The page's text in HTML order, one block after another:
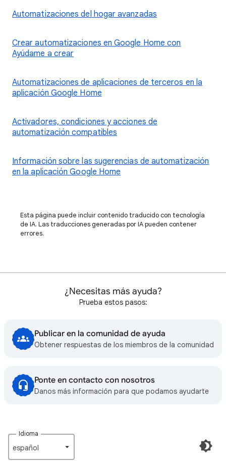
Automatizaciones del hogar avanzadas
Crear automatizaciones en Google Home con
Ayúdame a crear
Automatizaciones de aplicaciones de terceros en la
aplicación Google Home
Activadores, condiciones y acciones de
automatización compatibles
Información sobre las sugerencias de automatización
en la aplicación Google Home
Esta página puede incluir contenido traducido con tecnología
de IA. Las traducciones generadas por IA pueden contener
errores.
¿Necesitas más ayuda?
Prueba estos pasos:
Publicar en la comunidad de ayuda
Obtener respuestas de los miembros de la comunidad
Ponte en contacto con nosotros
Danos más información para que podamos ayudarte
Idioma
español‎